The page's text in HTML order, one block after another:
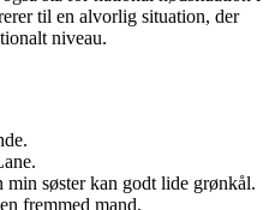
til en alvorlig situation, der
niveau.
min søster kan godt lide grønkål.
fremmed mand.